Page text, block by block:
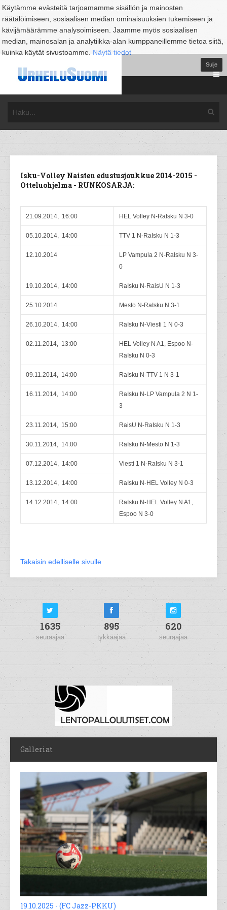
Käytämme evästeitä tarjoamamme sisällön ja mainosten
räätälöimiseen, sosiaalisen median ominaisuuksien tukemiseen ja
kävijämäärämme analysoimiseen. Jaamme myös sosiaalisen
median, mainosalan ja analytiikka-alan kumppaneillemme tietoa siitä,
kuinka käytät sivustoamme. Näytä tiedot
Sulje
Isku-Volley Naisten edustusjoukkue 2014-2015 -
Otteluohjelma - RUNKOSARJA:
21.09.2014, 16:00 HEL Volley N-RaIsku N 3-0
05.10.2014, 14:00 TTV 1 N-RaIsku N 1-3
12.10.2014
LP Vampula 2 N-RaIsku N 3-
0
19.10.2014, 14:00 RaIsku N-RaisU N 1-3
25.10.2014 Mesto N-RaIsku N 3-1
26.10.2014, 14:00 RaIsku N-Viesti 1 N 0-3
02.11.2014, 13:00
HEL Volley N A1, Espoo N-
RaIsku N 0-3
09.11.2014, 14:00 RaIsku N-TTV 1 N 3-1
16.11.2014, 14:00
RaIsku N-LP Vampula 2 N 1-
3
23.11.2014, 15:00 RaisU N-RaIsku N 1-3
30.11.2014, 14:00 RaIsku N-Mesto N 1-3
07.12.2014, 14:00 Viesti 1 N-RaIsku N 3-1
13.12.2014, 14:00 RaIsku N-HEL Volley N 0-3
14.12.2014, 14:00
RaIsku N-HEL Volley N A1,
Espoo N 3-0
Takaisin edelliselle sivulle
1635
seuraajaa
895
tykkääjää
620
seuraajaa
Galleriat
19.10.2025 - (FC Jazz-PKKU)